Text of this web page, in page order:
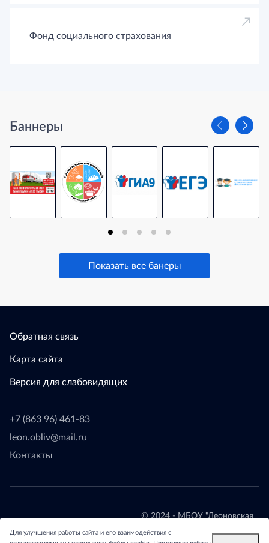
Фонд социального страхования
Баннеры
Показать все банеры
Обратная связь
Карта сайта
Версия для слабовидящих
+7 (863 96) 461-83
leon.obliv@mail.ru
Контакты
© 2024 - МБОУ "Леоновская
Обливского района.
Для улучшения работы сайта и его взаимодействия с